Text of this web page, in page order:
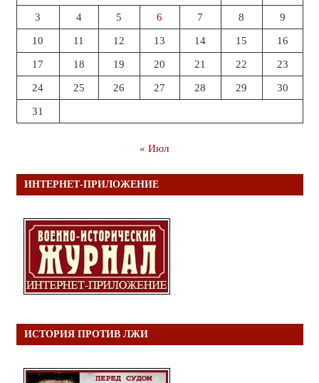
3 4 5 6 7 8 9
10 11 12 13 14 15 16
17 18 19 20 21 22 23
24 25 26 27 28 29 30
31
« Июл
ИНТЕРНЕТ-ПРИЛОЖЕНИЕ
ИСТОРИЯ ПРОТИВ ЛЖИ